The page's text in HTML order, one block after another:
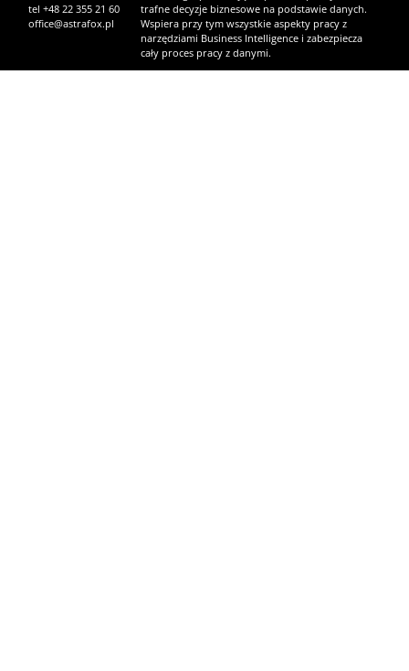
tel +48 22 355 21 60
office@astrafox.pl
trafne decyzje biznesowe na podstawie danych.
Wspiera przy tym wszystkie aspekty pracy z
narzędziami Business Intelligence i zabezpiecza
cały proces pracy z danymi.